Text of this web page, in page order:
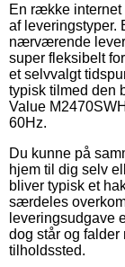
En række internet
af leveringstyper.
nærværende
super fleksibelt
et selvvalgt
typisk tilmed den
Value
60Hz.
Du kunne på
hjem til dig selv
bliver typisk et
særdeles
leveringsudgave
dog står og
tilholdssted.